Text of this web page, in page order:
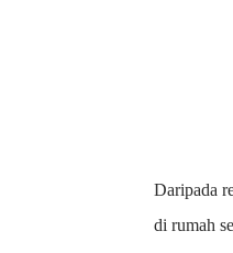
Daripada
di rumah